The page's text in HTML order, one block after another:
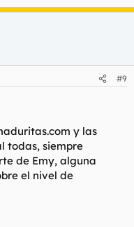
#9
y las
todas, siempre
de Emy, alguna
el nivel de